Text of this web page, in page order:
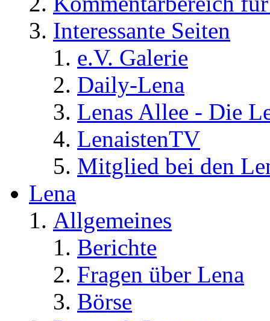
Interessante Seiten
e.V. Galerie
Daily-Lena
Lenas Allee - Die
LenaistenTV
Mitglied bei den
Lena
Allgemeines
Berichte
Fragen über Lena
Börse